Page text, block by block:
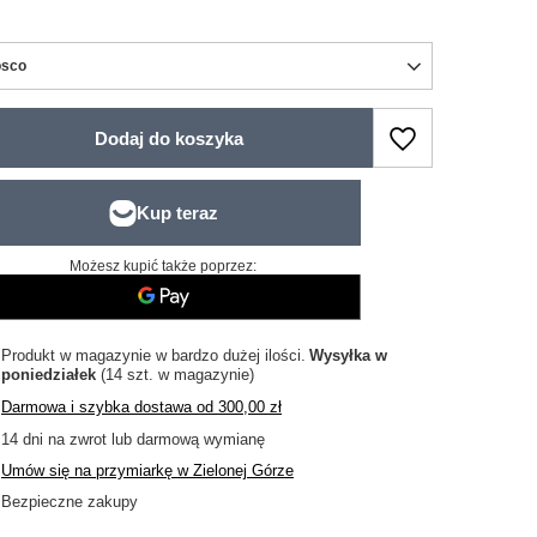
Dodaj do koszyka
Możesz kupić także poprzez:
Produkt w magazynie w bardzo dużej ilości Wysyłkaw
poniedziałek (14 szt. w magazynie)
Darmowa i szybka dostawaod300,00 zł
14 dni na zwrot lub darmową wymianę
Umów się na przymiarkę w Zielonej Górze
Bezpieczne zakupy